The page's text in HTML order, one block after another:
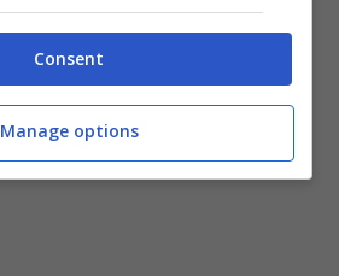
Consent
Manage options